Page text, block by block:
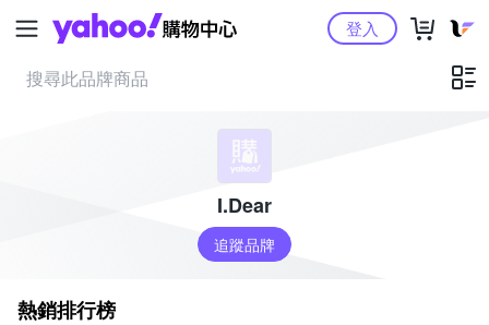
Yahoo購物中心登入
I.Dear
追蹤品牌
熱銷排行榜